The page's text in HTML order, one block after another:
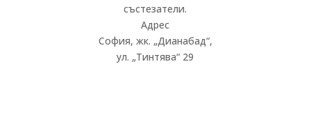
състезатели.
Адрес
София, жк. „Дианабад“,
ул. „Тинтява“ 29